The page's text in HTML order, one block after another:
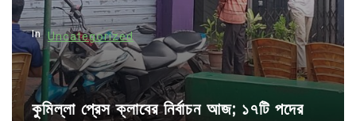
n
In Uncategorized
কুমিল্লা প্রেস ক্লাবের নির্বাচন আজ; ১৭টি পদের